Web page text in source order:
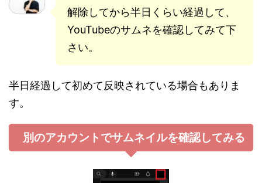
解除してから半日くらい経過して、
YouTubeのサムネを確認してみて下
さい。
半日経過して初めて反映されている場合もありま
す。
別のアカウントでサムネイルを確認してみる